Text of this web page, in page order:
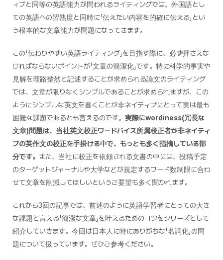
ィブと同等の英語能力が問われるライティングでは、外国語とし
ての英語への習熟度と同時に「伝えたい内容を的確に伝える」とい
う根本的な文章能力が問題になってきます。
この「伝わりやすい英語ライティング」を目指す際に、必ず押さえな
ければならないポイントが「文章の簡潔化」です。特に科学的事実や
見解を理路整然と記述することが求められる論文のライティング
では、文章が限りなくシンプルであることが求められますが、この
ようにシンプルな英文を書くことが非ネイティブにとって実は最も
困難な課題であるとも言えるのです。 実際にwordiness(冗長な
文章)問題は、当社英文校正ワードバイス所属校正者が非ネイティ
ブの英作文の校正を手掛ける中で、もっとも多く指摘している部
分です。 また、当社に校正を依頼される文書の中には、投稿予定
のターゲットジャーナルや大学などが規定するワード数制限に合わ
せて文章を削減してほしいというご要望も多く聞かれます。
これから3回の記事では、前述のように英語学習者にとっての大き
な課題と言える「簡潔な文章」を叶えるためのコツをシリーズとして
紹介していきます。今回は日本人に特にありがちな「名詞化」の問
題について扱っています。ぜひご参考ください。